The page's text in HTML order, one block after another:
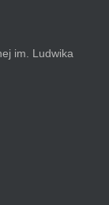
im. Ludwika